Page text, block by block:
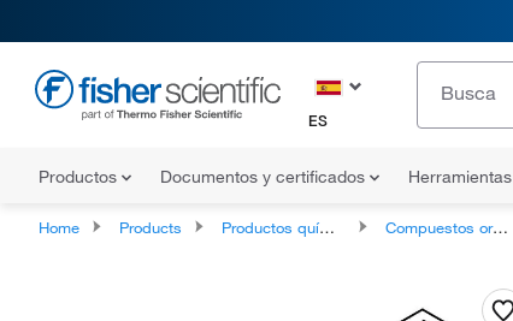
ES
Productos Documentos y certificados Herramientas
Home Products Productos químicos Compuestos orgánicos